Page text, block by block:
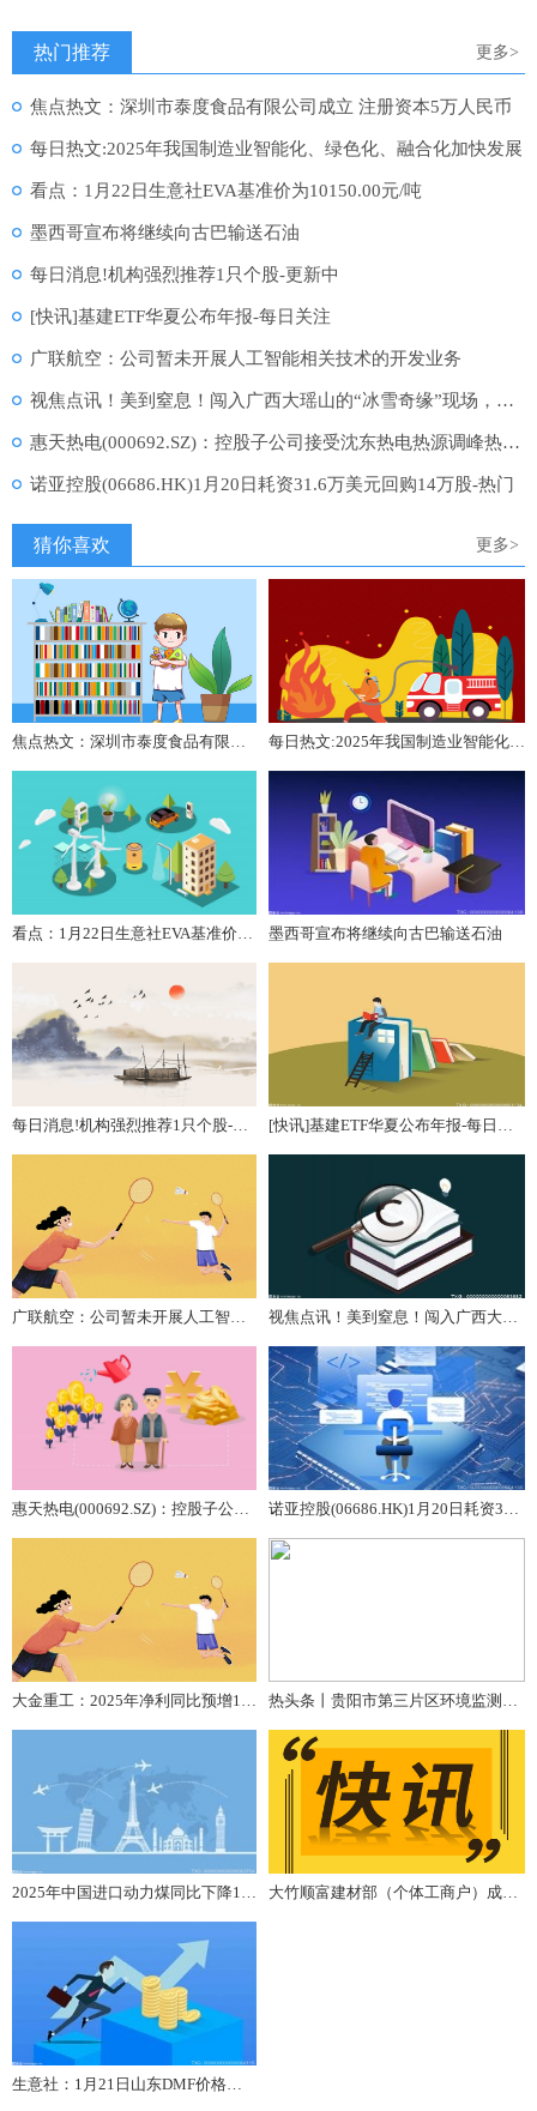
热门推荐 更多>
焦点热文：深圳市泰度食品有限公司成立 注册资本5万人民币
每日热文:2025年我国制造业智能化、绿色化、融合化加快发展
看点：1月22日生意社EVA基准价为10150.00元/吨
墨西哥宣布将继续向古巴输送石油
每日消息!机构强烈推荐1只个股-更新中
[快讯]基建ETF华夏公布年报-每日关注
广联航空：公司暂未开展人工智能相关技术的开发业务
视焦点讯！美到窒息！闯入广西大瑶山的“冰雪奇缘”现场，每一帧都是壁纸！
惠天热电(000692.SZ)：控股子公司接受沈东热电热源调峰热量回补
诺亚控股(06686.HK)1月20日耗资31.6万美元回购14万股-热门
猜你喜欢 更多>
墨西哥宣布将继续向古巴输送石油